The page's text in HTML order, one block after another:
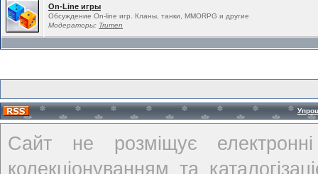
On-Line игры
Обсуждение On-line игр. Кланы, танки, MMORPG и другие
Модераторы: Trumen
Сайт не розміщує
колекціонуванням та